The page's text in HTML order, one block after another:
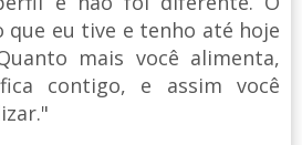
eu tive e tenho até hoje
mais você alimenta,
contigo, e assim você